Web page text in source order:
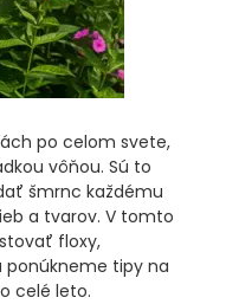
po celom svete,
vôňou. Sú to
šmrnc každému
a tvarov. V tomto
floxy,
ponúkneme tipy na
celé leto.